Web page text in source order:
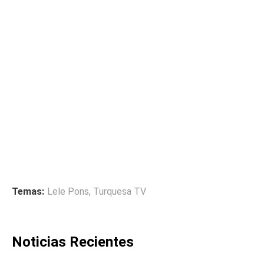
Temas: Lele Pons, Turquesa TV
Noticias Recientes